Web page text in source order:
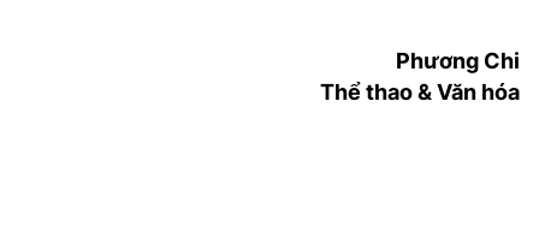
Phương Chi
Thể thao & Văn hóa